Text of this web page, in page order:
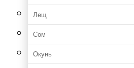
Лещ
Сом
Окунь